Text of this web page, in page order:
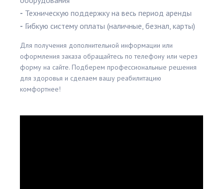
- Техническую поддержку на весь период аренды
- Гибкую систему оплаты (наличные, безнал, карты)
Для получения дополнительной информации или
оформления заказа обращайтесь по телефону или через
форму на сайте. Подберем профессиональные решения
для здоровья и сделаем вашу реабилитацию
комфортнее!